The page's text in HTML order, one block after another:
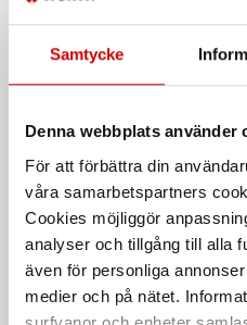
Samtycke
Denna webbplats använder
För att förbättra din
våra samarbetspartners
Cookies möjliggör
analyser och tillgång till alla
även för personliga
medier och på nätet.
För rostfritt stål
De som köpte, köpte